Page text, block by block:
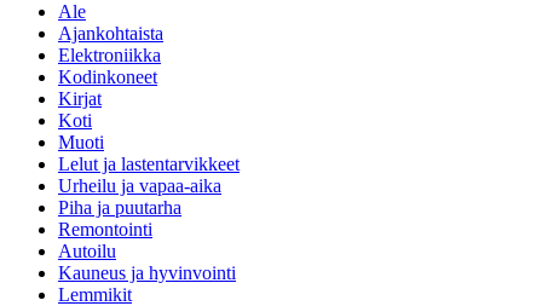
Ale
Ajankohtaista
Elektroniikka
Kodinkoneet
Kirjat
Koti
Muoti
Lelut ja lastentarvikkeet
Urheilu ja vapaa-aika
Piha ja puutarha
Remontointi
Autoilu
Kauneus ja hyvinvointi
Lemmikit